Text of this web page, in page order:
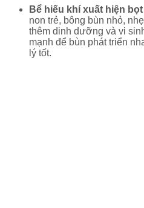
Bể hiếu khí xuất hiện
non trẻ, bông bùn nhỏ,
thêm dinh dưỡng và vi
mạnh để bùn phát triển
lý tốt.